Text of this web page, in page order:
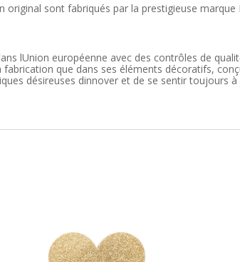
original sont fabriqués par la prestigieuse marque
lUnion européenne avec des contrôles de
que dans ses éléments décoratifs,
désireuses dinnover et de se sentir toujours à